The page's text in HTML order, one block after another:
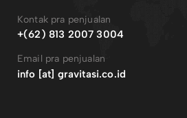
Kontak pra penjualan
+(62) 813 2007 3004
Email pra penjualan
info [at] gravitasi.co.id